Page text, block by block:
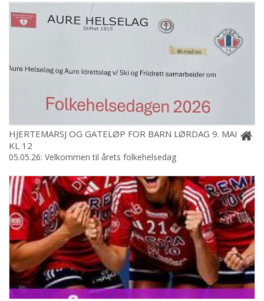
HJERTEMARSJ OG GATELØP FOR BARN LØRDAG 9. MAI
KL 12
05.05.26: Velkommen til årets folkehelsedag